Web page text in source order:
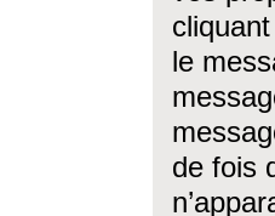
le
de fois